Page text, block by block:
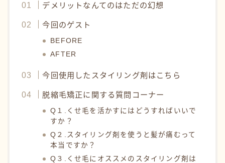
デメリットなんてのはただの幻想
今回のゲスト
BEFORE
AFTER
今回使用したスタイリング剤はこちら
脱縮毛矯正に関する質問コーナー
Q１.くせ毛を活かすにはどうすればいいで
すか？
Q２.スタイリング剤を使うと髪が痛むって
本当ですか？
Q３.くせ毛にオススメのスタイリング剤は